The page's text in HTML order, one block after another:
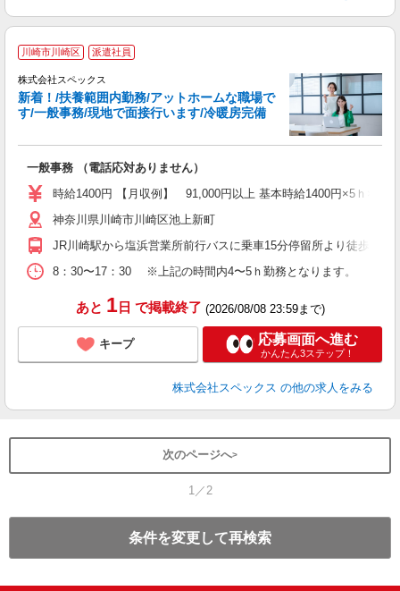
川崎市川崎区 派遣社員
株式会社スペックス
新着！/扶養範囲内勤務/アットホームな職場で
す/一般事務/現地で面接行います/冷暖房完備
一般事務 （電話応対ありません）
時給1400円 【月収例】 91,000円以上 基本時給1400円×5ｈ×13
神奈川県川崎市川崎区池上新町
JR川崎駅から塩浜営業所前行バスに乗車15分停留所より徒歩3分
8：30〜17：30 ※上記の時間内4〜5ｈ勤務となります。 例
あと 1日 で掲載終了 (2026/08/08 23:59まで)
キープ 応募画面へ進む
かんたん3ステップ！
株式会社スペックス の他の求人をみる
次のページへ
1／2
条件を変更して再検索